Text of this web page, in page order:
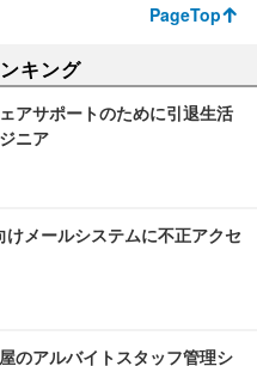
PageTop
キング
アサポートのために引退生活
ニア
メールシステムに不正アクセ
のアルバイトスタッフ管理シ